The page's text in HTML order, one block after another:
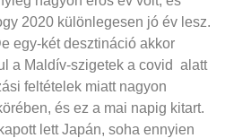
2020 különlegesen jó év lesz.
egy-két desztináció akkor
a Maldív-szigetek a covid alatt
feltételek miatt nagyon
és ez a mai napig kitart.
lett Japán, soha ennyien